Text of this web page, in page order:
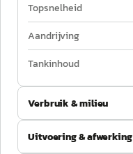
Topsnelheid
Aandrijving
Tankinhoud
Verbruik & milieu
Uitvoering & afwerking